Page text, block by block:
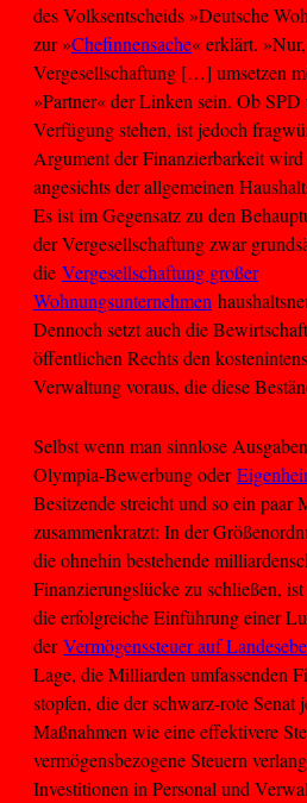
des Volksentscheids »Deutsche
zur »Chefinnensache« erklärt.
Vergesellschaftung […] umsetzen
»Partner« der Linken sein. Ob
Verfügung stehen, ist jedoch
Argument der Finanzierbarkeit wird
angesichts der allgemeinen
Es ist im Gegensatz zu den
der Vergesellschaftung zwar
die Vergesellschaftung großer
Wohnungsunternehmen
Dennoch setzt auch die
öffentlichen Rechts den
Verwaltung voraus, die diese
Selbst wenn man sinnlose
Olympia-Bewerbung oder
Besitzende streicht und so ein paar
zusammenkratzt: In der
die ohnehin bestehende
Finanzierungslücke zu schließen,
die erfolgreiche Einführung einer
derVermögenssteuer auf
Lage, die Milliarden umfassenden
stopfen, die der schwarz-rote Senat
Maßnahmen wie eine effektivere
vermögensbezogene Steuern
Investitionen in Personal und